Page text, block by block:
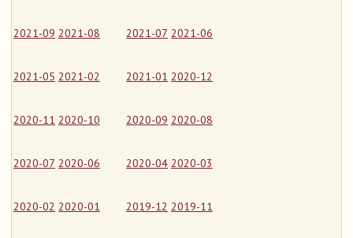
2021-09 2021-08 2021-07 2021-06
2021-05 2021-02 2021-01 2020-12
2020-11 2020-10 2020-09 2020-08
2020-07 2020-06 2020-04 2020-03
2020-02 2020-01 2019-12 2019-11